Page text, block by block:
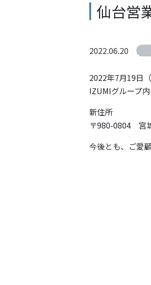
仙台営
2022.06.20
2022年7月19日
IZUMIグループ
新住所
〒980-0804 宮
今後とも、ご愛